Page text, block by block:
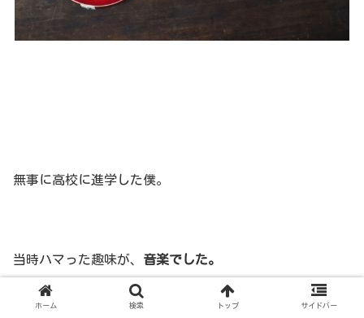
無事に高校に進学した僕。
当時ハマった趣味が、 音楽でした。
中学校の頃から母親が聞いていた、THE ALFEE を聴く様に
ホーム 検索 トップ サイドバー